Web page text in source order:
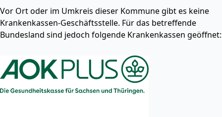
Vor Ort oder im Umkreis dieser Kommune gibt es keine
Krankenkassen-Geschäftsstelle. Für das betreffende
Bundesland sind jedoch folgende Krankenkassen geöffnet: